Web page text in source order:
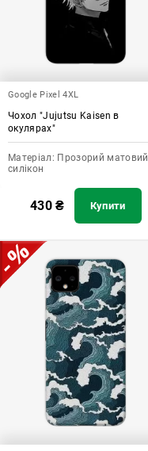
Google Pixel 4XL
Чохол "Jujutsu Kaisen в
окулярах"
Матеріал: Прозорий матовий
силікон
430₴ Купити